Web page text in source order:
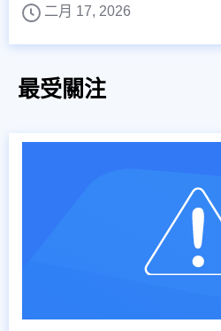
二月 17, 2026
最受關注